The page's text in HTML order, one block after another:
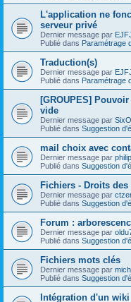
L'application ne
serveur privé
Dernier message par
Publié dans Paramétrage
Traduction(s)
Dernier message par
Publié dans Paramétrage
[GROUPES]
vide
Dernier message par
Publié dans Suggestion
mail choix avec
Dernier message par
Publié dans Suggestion
Fichiers - Droits
Dernier message par
Publié dans Suggestion
Forum :
Dernier message par
Publié dans Suggestion
Fichiers mots clés
Dernier message par
Publié dans Suggestion
Intégration d'un wiki